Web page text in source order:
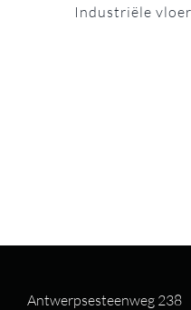
Industriële
Antwerpsesteenweg 238